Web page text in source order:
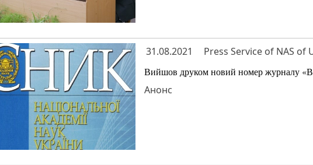
31.08.2021 Press Service of NAS of
Вийшов друком новий номер журналу
Анонс